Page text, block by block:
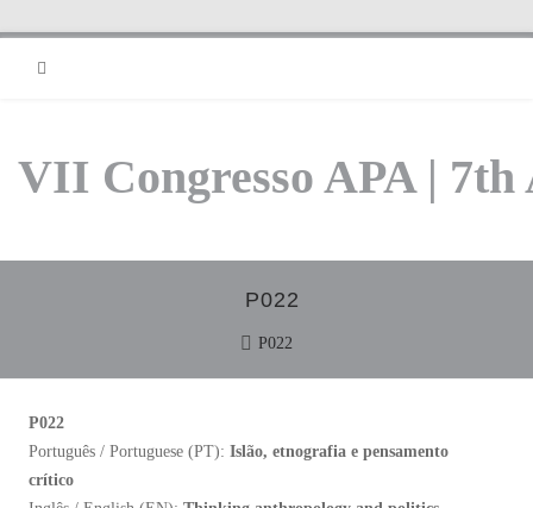
VII Congresso APA | 7th
P022
P022
P022
Português / Portuguese (PT): Islão, etnografia e pensamento
crítico